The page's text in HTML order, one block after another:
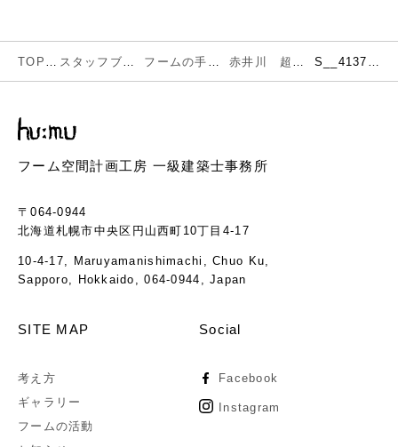
フーム空間計画工房 一級建築士事務所
〒064-0944
北海道札幌市中央区円山西町10丁目4-17
10-4-17, Maruyamanishimachi, Chuo Ku,
Sapporo, Hokkaido, 064-0944, Japan
SITE MAP
考え方
ギャラリー
フームの活動
Social
Facebook
Instagram